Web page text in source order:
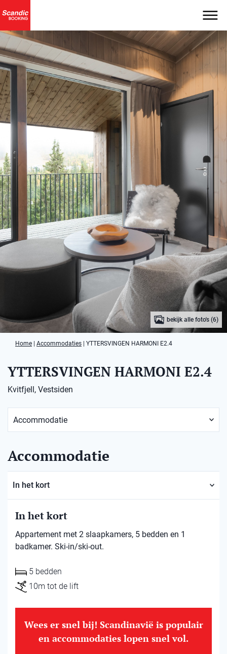
bekijk alle foto's (6)
Home Accommodaties YTTERSVINGEN HARMONI E2.4
YTTERSVINGEN HARMONI E2.4
Kvitfjell, Vestsiden
Accommodatie
In het kort
In het kort
Appartement met 2 slaapkamers, 5 bedden en 1
badkamer. Ski-in/ski-out.
5 bedden
10m tot de lift
Wees er snel bij! Scandinavië is populair
en accommodaties lopen snel vol.